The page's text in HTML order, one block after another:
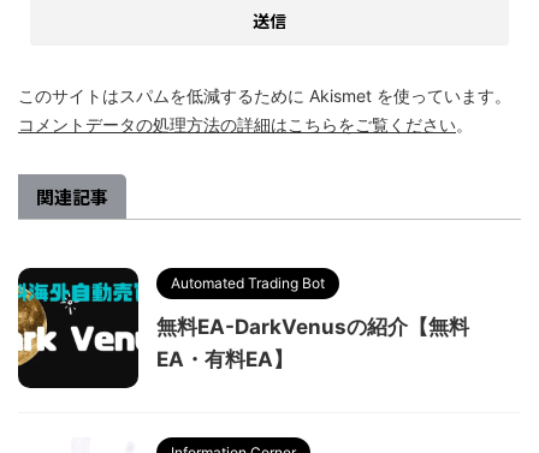
このサイトはスパムを低減するために Akismet を使っています。
コメントデータの処理方法の詳細はこちらをご覧ください。
関連記事
Automated Trading Bot
無料EA-DarkVenusの紹介【無料
EA・有料EA】